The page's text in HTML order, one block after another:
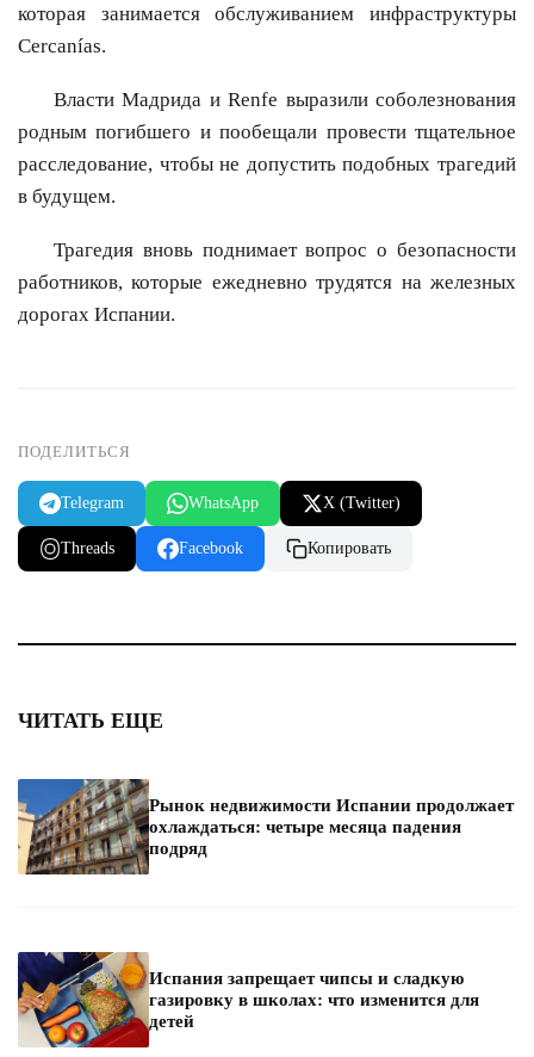
которая занимается обслуживанием инфраструктуры
Cercanías.
Власти Мадрида и Renfe выразили соболезнования
родным погибшего и пообещали провести тщательное
расследование, чтобы не допустить подобных трагедий
в будущем.
Трагедия вновь поднимает вопрос о безопасности
работников, которые ежедневно трудятся на железных
дорогах Испании.
ПОДЕЛИТЬСЯ
Telegram WhatsApp X (Twitter)
Threads Facebook Копировать
ЧИТАТЬ ЕЩЕ
Рынок недвижимости Испании продолжает
охлаждаться: четыре месяца падения
подряд
Испания запрещает чипсы и сладкую
газировку в школах: что изменится для
детей